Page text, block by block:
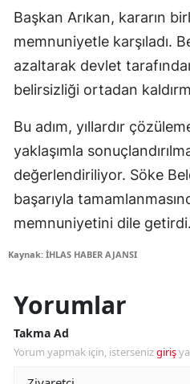
Başkan Arıkan, kararın
memnuniyetle karşıladı.
azaltarak devlet
belirsizliği ortadan
Bu adım, yıllardır
yaklaşımla
değerlendiriliyor. Söke
başarıyla
memnuniyetini dile getirdi.
Kaynak: İHLAS HABER AJANSI
Yorumlar
Takma Ad
Yorum yapmak için, istersenizgiriş